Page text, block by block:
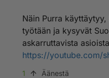
Näin Purra
työtään ja kysyvät
askarruttavista
https://youtube.com/
1 Äänestä